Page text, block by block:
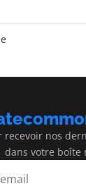
recevoir nos
dans votre boîte